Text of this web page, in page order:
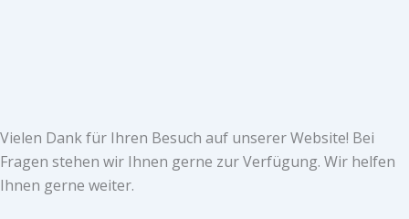
Vielen Dank für Ihren Besuch auf unserer Website! Bei
Fragen stehen wir Ihnen gerne zur Verfügung. Wir helfen
Ihnen gerne weiter.